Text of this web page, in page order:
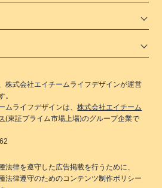
株式会社エイチームライフデザインが運営
。
ムライフデザインは、株式会社エイチーム
(東証プライム市場上場)のグループ企業で
法律を遵守した広告掲載を行うために、
法律遵守のためのコンテンツ制作ポリシー